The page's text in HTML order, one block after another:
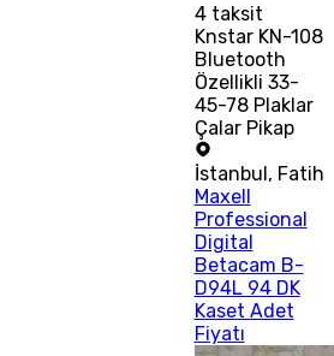
4taksit
Knstar KN-108
Bluetooth
Özellikli 33-
45-78 Plaklar
Çalar Pikap
İstanbul, Fatih
Maxell
Professional
Digital
Betacam B-
D94L 94 DK
Kaset Adet
Fiyatı